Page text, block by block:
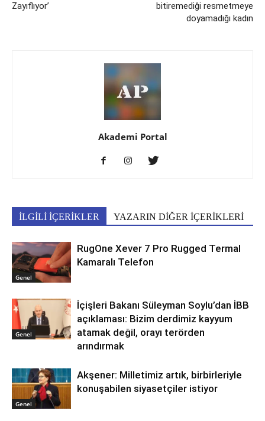
Zayıflıyor’
bitiremediği resmetmeye
doyamadığı kadın
Akademi Portal
İLGİLİ İÇERİKLER YAZARIN DİĞER İÇERİKLERİ
Genel
RugOne Xever 7 Pro Rugged Termal
Kamaralı Telefon
Genel
İçişleri Bakanı Süleyman Soylu’dan İBB
açıklaması: Bizim derdimiz kayyum
atamak değil, orayı terörden
arındırmak
Genel
Akşener: Milletimiz artık, birbirleriyle
konuşabilen siyasetçiler istiyor